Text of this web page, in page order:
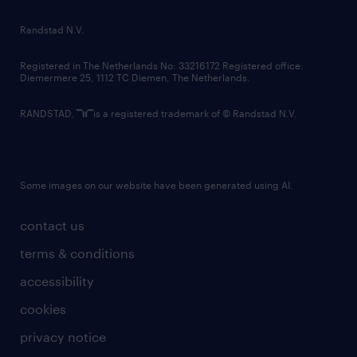
country websites
contact us
terms & conditions
accessibility
cookies
privacy notice
Randstad N.V.
Registered in The Netherlands No: 33216172 Registered office:
Diemermere 25, 1112 TC Diemen, The Netherlands.
RANDSTAD, is a registered trademark of © Randstad N.V.
Some images on our website have been generated using AI.